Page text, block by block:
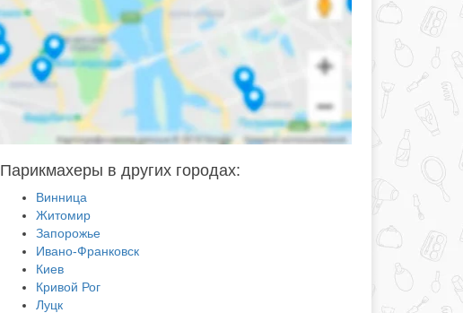
Парикмахеры в других городах:
Винница
Житомир
Запорожье
Ивано-Франковск
Киев
Кривой Рог
Луцк